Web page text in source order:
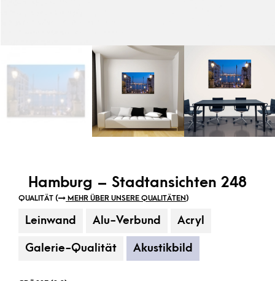
Hamburg – Stadtansichten 248
QUALITÄT ( MEHR ÜBER UNSERE QUALITÄTEN)
Leinwand Alu-Verbund Acryl
Galerie-Qualität Akustikbild